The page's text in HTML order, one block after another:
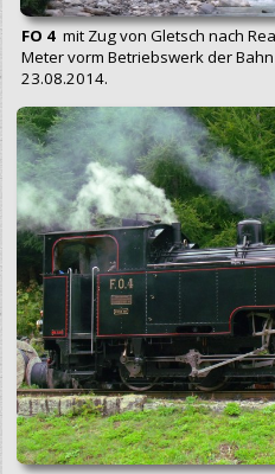
FO 4 mit Zug von Gletsch nach
Meter vorm Betriebswerk der
23.08.2014.